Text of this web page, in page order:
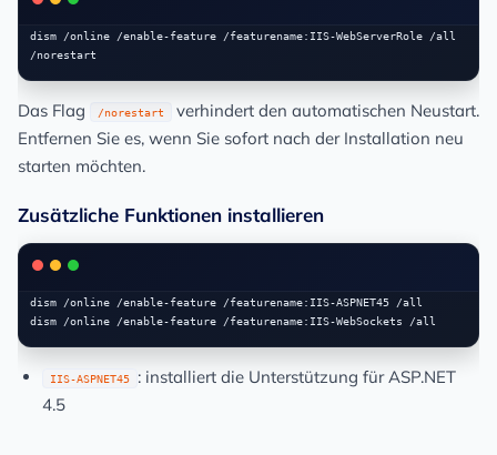
dism /online /enable-feature /featurename:IIS-WebServerRole /all
Das Flag /norestart
verhindert den automatischen Neustart.
Entfernen Sie es, wenn Sie sofort nach der Installation neu
starten möchten.
Zusätzliche Funktionen installieren
dism /online /enable-feature /featurename:IIS-ASPNET45 /all
IIS-ASPNET45
: installiert die Unterstützung für ASP.NET
4.5